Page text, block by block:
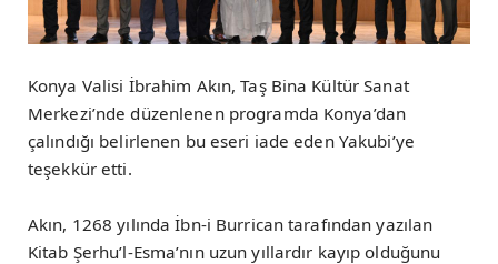
Konya Valisi İbrahim Akın, Taş Bina Kültür Sanat
Merkezi’nde düzenlenen programda Konya’dan
çalındığı belirlenen bu eseri iade eden Yakubi’ye
teşekkür etti.
Akın, 1268 yılında İbn-i Burrican tarafından yazılan
Kitab Şerhu’l-Esma’nın uzun yıllardır kayıp olduğunu